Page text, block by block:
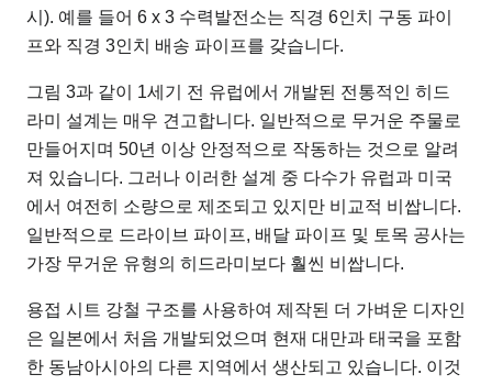
시). 예를 들어 6 x 3 수력발전소는 직경 6인치 구동 파이
프와 직경 3인치 배송 파이프를 갖습니다.
그림 3과 같이 1세기 전 유럽에서 개발된 전통적인 히드
라미 설계는 매우 견고합니다. 일반적으로 무거운 주물로
만들어지며 50년 이상 안정적으로 작동하는 것으로 알려
져 있습니다. 그러나 이러한 설계 중 다수가 유럽과 미국
에서 여전히 소량으로 제조되고 있지만 비교적 비쌉니다.
일반적으로 드라이브 파이프, 배달 파이프 및 토목 공사는
가장 무거운 유형의 히드라미보다 훨씬 비쌉니다.
용접 시트 강철 구조를 사용하여 제작된 더 가벼운 디자인
은 일본에서 처음 개발되었으며 현재 대만과 태국을 포함
한 동남아시아의 다른 지역에서 생산되고 있습니다. 이것